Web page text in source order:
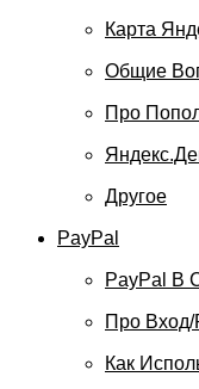
Карта
Общие
Про
Другое
PayPal
PayPal В
Про Вход/
Как